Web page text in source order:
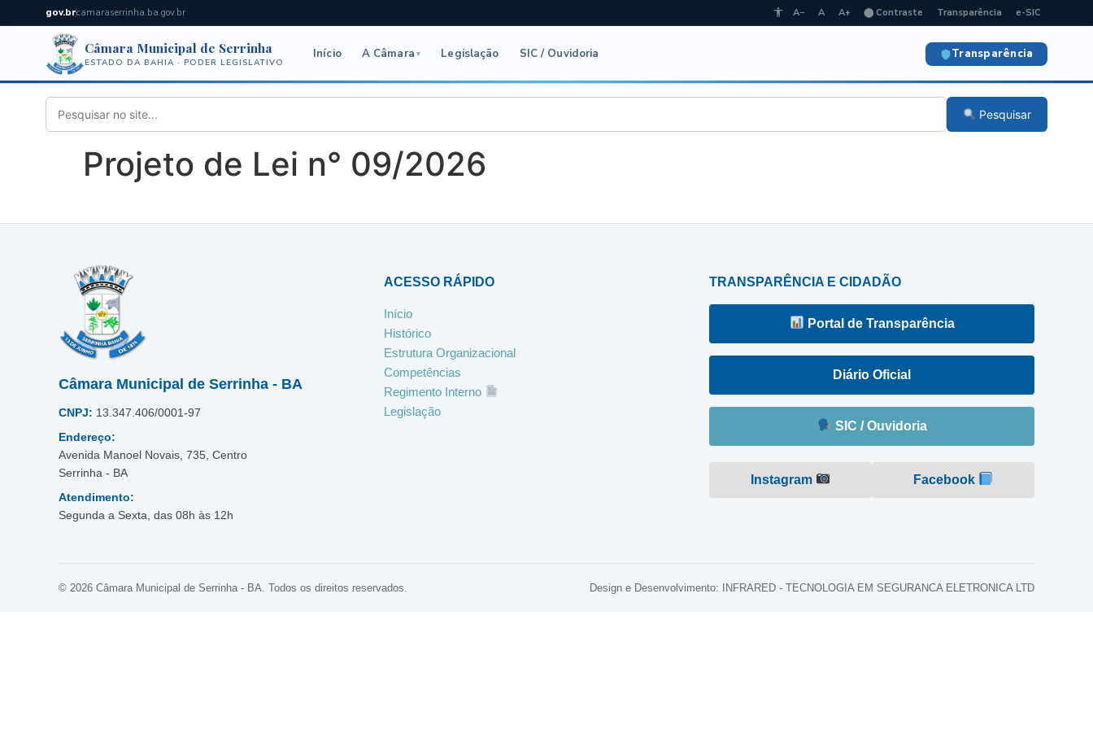
gov.brcamaraserrinha.ba.gov.br A− A A+ ⬤ Contraste Transparência e-SIC
Câmara Municipal de Serrinha
ESTADO DA BAHIA · PODER LEGISLATIVO
Início A Câmara ▾ Legislação SIC / Ouvidoria Transparência
Pesquisar
Projeto de Lei n° 09/2026
Câmara Municipal de Serrinha - BA
CNPJ: 13.347.406/0001-97
Endereço:
Avenida Manoel Novais, 735, Centro
Serrinha - BA
Atendimento:
Segunda a Sexta, das 08h às 12h
ACESSO RÁPIDO
Início
Histórico
Estrutura Organizacional
Competências
Regimento Interno
Legislação
TRANSPARÊNCIA E CIDADÃO
Portal de Transparência
Diário Oficial
SIC / Ouvidoria
Instagram Facebook
© 2026 Câmara Municipal de Serrinha - BA. Todos os direitos reservados. Design e Desenvolvimento: INFRARED - TECNOLOGIA EM SEGURANCA ELETRONICA LTD